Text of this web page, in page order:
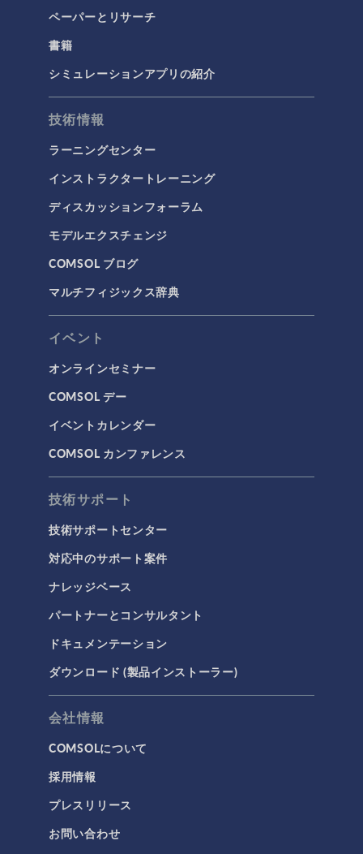
ペーパーとリサーチ
書籍
シミュレーションアプリの紹介
技術情報
ラーニングセンター
インストラクタートレーニング
ディスカッションフォーラム
モデルエクスチェンジ
COMSOL ブログ
マルチフィジックス辞典
イベント
オンラインセミナー
COMSOL デー
イベントカレンダー
COMSOL カンファレンス
技術サポート
技術サポートセンター
対応中のサポート案件
ナレッジベース
パートナーとコンサルタント
ドキュメンテーション
ダウンロード (製品インストーラー)
会社情報
COMSOLについて
採用情報
プレスリリース
お問い合わせ